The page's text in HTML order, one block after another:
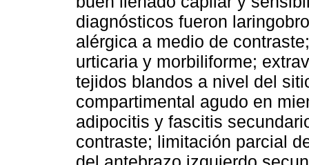
diagnósticos fueron
alérgica a medio de
urticaria y morbiliforme;
tejidos blandos a nivel del
compartimental agudo en
adipocitis y fascitis
contraste; limitación parcial